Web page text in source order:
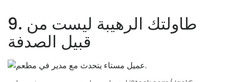
9. طاولتك الرهيبة ليست من
قبيل الصدفة